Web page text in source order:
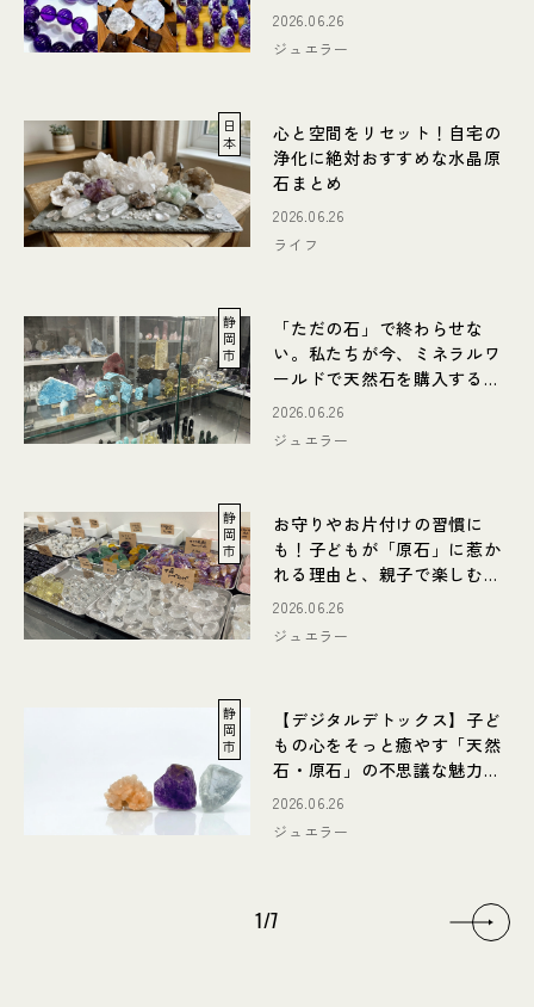
2026.06.26
ジュエラー
日
本
心と空間をリセット！自宅の
浄化に絶対おすすめな水晶原
石まとめ
2026.06.26
ライフ
静
岡
市
「ただの石」で終わらせな
い。私たちが今、ミネラルワ
ールドで天然石を購入する
『本当の意味』とは？
2026.06.26
ジュエラー
静
岡
市
お守りやお片付けの習慣に
も！子どもが「原石」に惹か
れる理由と、親子で楽しむ癒
やしの時間
2026.06.26
ジュエラー
静
岡
市
【デジタルデトックス】子ど
もの心をそっと癒やす「天然
石・原石」の不思議な魅力と
子育てへの取り入れ方
2026.06.26
ジュエラー
1 /7